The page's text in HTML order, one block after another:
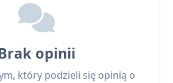
opinii
który podzieli się opinią o